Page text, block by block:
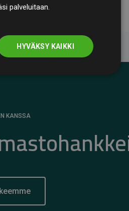
KANSSA
palveluitaan.
HYVÄKSY KAIKKI